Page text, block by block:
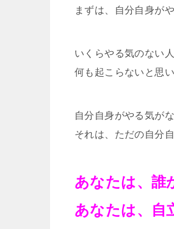
まずは、自分自身が
いくらやる気のない
何も起こらないと思い
自分自身がやる気が
それは、ただの自分
あなたは、誰
あなたは、自